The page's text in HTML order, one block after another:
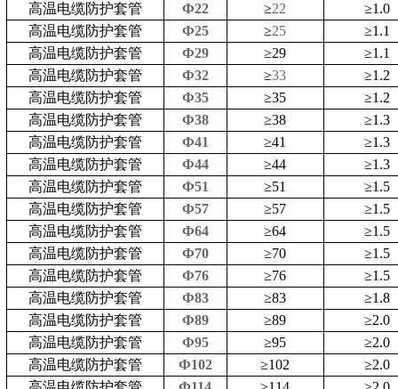
高温电缆防护套管
Ф22 ≥22 ≥1.0
高温电缆防护套管
Ф25 ≥25 ≥1.1
高温电缆防护套管
Ф29 ≥29 ≥1.1
高温电缆防护套管
Ф32 ≥33 ≥1.2
高温电缆防护套管
Ф35 ≥35 ≥1.2
高温电缆防护套管
Ф38 ≥38 ≥1.3
高温电缆防护套管
Ф41 ≥41 ≥1.3
高温电缆防护套管
Ф44 ≥44 ≥1.3
高温电缆防护套管
Ф51 ≥51 ≥1.5
高温电缆防护套管
Ф57 ≥57 ≥1.5
高温电缆防护套管
Ф64 ≥64 ≥1.5
高温电缆防护套管
Ф70 ≥70 ≥1.5
高温电缆防护套管
Ф76 ≥76 ≥1.5
高温电缆防护套管
Ф83 ≥83 ≥1.8
高温电缆防护套管
Ф89 ≥89 ≥2.0
高温电缆防护套管
Ф95 ≥95 ≥2.0
高温电缆防护套管
Ф102 ≥102 ≥2.0